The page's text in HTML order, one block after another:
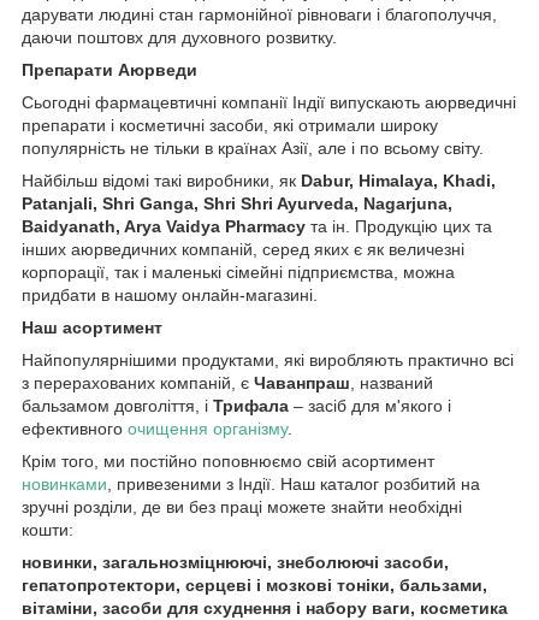
дарувати людині стан гармонійної рівноваги і благополуччя,
даючи поштовх для духовного розвитку.
Препарати Аюрведи
Сьогодні фармацевтичні компанії Індії випускають аюрведичні
препарати і косметичні засоби, які отримали широку
популярність не тільки в країнах Азії, але і по всьому світу.
Найбільш відомі такі виробники, як Dabur, Himalaya, Khadi,
Patanjali, Shri Ganga, Shri Shri Ayurveda, Nagarjuna,
Baidyanath, Arya Vaidya Pharmacy та ін. Продукцію цих та
інших аюрведичних компаній, серед яких є як величезні
корпорації, так і маленькі сімейні підприємства, можна
придбати в нашому онлайн-магазині.
Наш асортимент
Найпопулярнішими продуктами, які виробляють практично всі
з перерахованих компаній, є Чаванпраш, названий
бальзамом довголіття, і Трифала – засіб для м'якого і
ефективного очищення організму.
Крім того, ми постійно поповнюємо свій асортимент
новинками, привезеними з Індії. Наш каталог розбитий на
зручні розділи, де ви без праці можете знайти необхідні
кошти:
новинки, загальнозміцнюючі, знеболюючі засоби,
гепатопротектори, серцеві і мозкові тоніки, бальзами,
вітаміни, засоби для схуднення і набору ваги, косметика